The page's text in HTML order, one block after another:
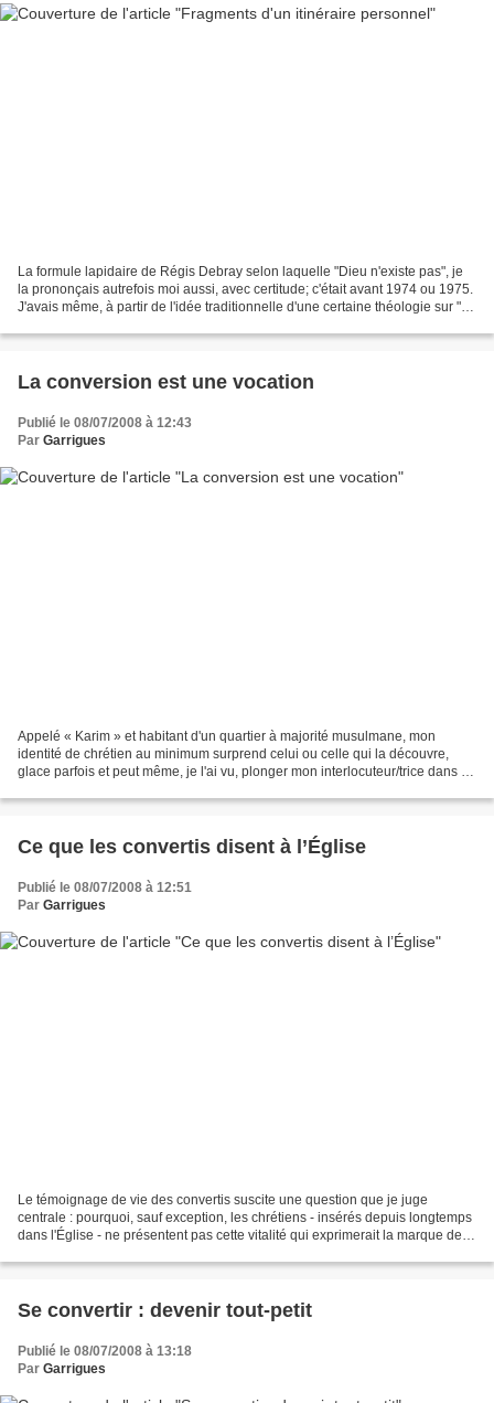
La formule lapidaire de Régis Debray selon laquelle "Dieu n'existe pas", je
la prononçais autrefois moi aussi, avec certitude; c'était avant 1974 ou 1975.
J'avais même, à partir de l'idée traditionnelle d'une certaine théologie sur "le
La conversion est une vocation
Publié le 08/07/2008 à 12:43
Par Garrigues
Appelé « Karim » et habitant d'un quartier à majorité musulmane, mon
identité de chrétien au minimum surprend celui ou celle qui la découvre,
glace parfois et peut même, je l'ai vu, plonger mon interlocuteur/trice dans un
Ce que les convertis disent à l’Église
Publié le 08/07/2008 à 12:51
Par Garrigues
Le témoignage de vie des convertis suscite une question que je juge
centrale : pourquoi, sauf exception, les chrétiens - insérés depuis longtemps
dans l'Église - ne présentent pas cette vitalité qui exprimerait la marque de
Se convertir : devenir tout-petit
Publié le 08/07/2008 à 13:18
Par Garrigues